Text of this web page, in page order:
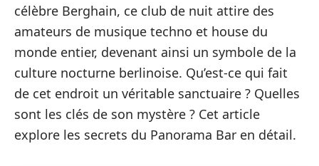
célèbre Berghain, ce club de nuit attire des
amateurs de musique techno et house du
monde entier, devenant ainsi un symbole de la
culture nocturne berlinoise. Qu’est-ce qui fait
de cet endroit un véritable sanctuaire ? Quelles
sont les clés de son mystère ? Cet article
explore les secrets du Panorama Bar en détail.